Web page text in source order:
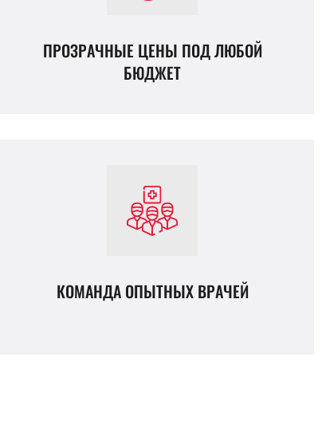
ПРОЗРАЧНЫЕ ЦЕНЫ ПОД ЛЮБОЙ
БЮДЖЕТ
КОМАНДА ОПЫТНЫХ ВРАЧЕЙ